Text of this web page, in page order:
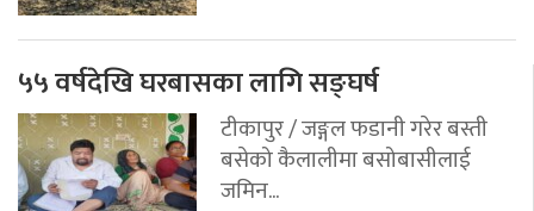
५५ वर्षदेखि घरबासका लागि सङ्घर्ष
टीकापुर / जङ्गल फडानी गरेर बस्ती
बसेको कैलालीमा बसोबासीलाई
जमिन...